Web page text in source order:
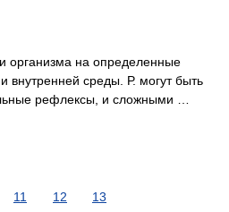
организма на определенные
среды. Р. могут быть
рефлексы, и сложными …
11 12 13